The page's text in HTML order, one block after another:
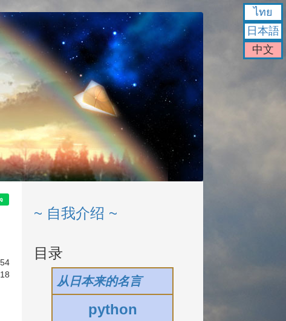
~ 自我介绍 ~
目录
从日本来的名言
python
ไทย
日本語
中文